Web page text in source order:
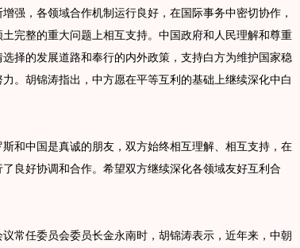
强，各领域合作机制运行良好，在国际事务中密切协作，
完整的重大问题上相互支持。中国政府和人民理解和尊重
择的发展道路和奉行的内外政策，支持白方为维护国家稳
。胡锦涛指出，中方愿在平等互利的基础上继续深化中白
中国是真诚的朋友，双方始终相互理解、相互支持，在
良好协调和合作。希望双方继续深化各领域友好互利合
任委员会委员长金永南时，胡锦涛表示，近年来，中朝